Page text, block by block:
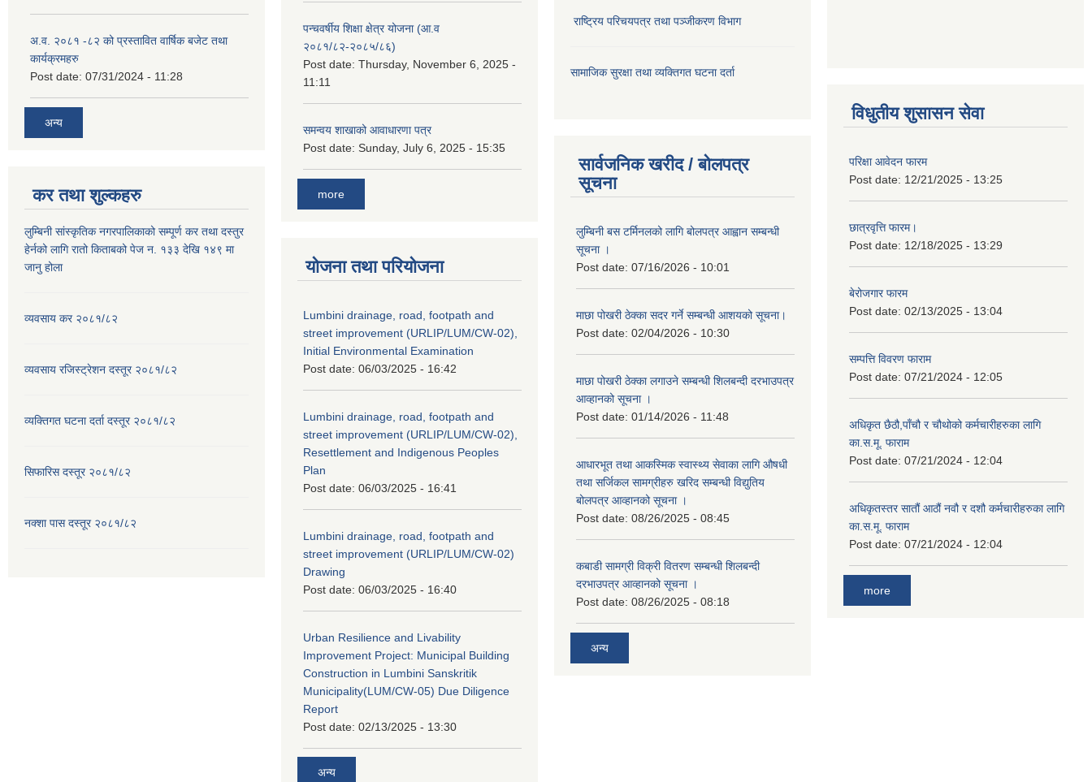
अ.व. २०८१ -८२ को प्रस्तावित वार्षिक बजेट तथा
कार्यक्रमहरु
Post date: 07/31/2024 - 11:28
अन्य
कर तथा शुल्कहरु
लुम्बिनी सांस्कृतिक नगरपालिकाको सम्पूर्ण कर तथा दस्तुर
हेर्नको लागि रातो किताबको पेज न. १३३ देखि १४९ मा
जानु होला
व्यवसाय कर २०८१/८२
व्यवसाय रजिस्ट्रेशन दस्तूर २०८१/८२
व्यक्तिगत घटना दर्ता दस्तूर २०८१/८२
सिफारिस दस्तूर २०८१/८२
नक्शा पास दस्तूर २०८१/८२
पन्चवर्षीय शिक्षा क्षेत्र योजना (आ.व
२०८१/८२-२०८५/८६)
Post date: Thursday, November 6, 2025 -
11:11
समन्वय शाखाको आवाधारणा पत्र
Post date: Sunday, July 6, 2025 - 15:35
more
योजना तथा परियोजना
Lumbini drainage, road, footpath and
street improvement (URLIP/LUM/CW-02),
Initial Environmental Examination
Post date: 06/03/2025 - 16:42
Lumbini drainage, road, footpath and
street improvement (URLIP/LUM/CW-02),
Resettlement and Indigenous Peoples
Plan
Post date: 06/03/2025 - 16:41
Lumbini drainage, road, footpath and
street improvement (URLIP/LUM/CW-02)
Drawing
Post date: 06/03/2025 - 16:40
Urban Resilience and Livability
Improvement Project: Municipal Building
Construction in Lumbini Sanskritik
Municipality(LUM/CW-05) Due Diligence
Report
Post date: 02/13/2025 - 13:30
अन्य
राष्ट्रिय परिचयपत्र तथा पञ्जीकरण विभाग
सामाजिक सुरक्षा तथा व्यक्तिगत घटना दर्ता
सार्वजनिक खरीद / बोलपत्र
सूचना
लुम्बिनी बस टर्मिनलको लागि बोलपत्र आह्वान सम्बन्धी
सूचना ।
Post date: 07/16/2026 - 10:01
माछा पोखरी ठेक्का सदर गर्ने सम्बन्धी आशयको सूचना।
Post date: 02/04/2026 - 10:30
माछा पोखरी ठेक्का लगाउने सम्बन्धी शिलबन्दी दरभाउपत्र
आव्हानको सूचना ।
Post date: 01/14/2026 - 11:48
आधारभूत तथा आकस्मिक स्वास्थ्य सेवाका लागि औषधी
तथा सर्जिकल सामग्रीहरु खरिद सम्बन्धी विद्युतिय
बोलपत्र आव्हानको सूचना ।
Post date: 08/26/2025 - 08:45
कबाडी सामग्री विक्री वितरण सम्बन्धी शिलबन्दी
दरभाउपत्र आव्हानको सूचना ।
Post date: 08/26/2025 - 08:18
अन्य
विधुतीय शुसासन सेवा
परिक्षा आवेदन फारम
Post date: 12/21/2025 - 13:25
छात्रवृत्ति फारम।
Post date: 12/18/2025 - 13:29
बेरोजगार फारम
Post date: 02/13/2025 - 13:04
सम्पत्ति विवरण फाराम
Post date: 07/21/2024 - 12:05
अधिकृत छैठौ,पाँचौ र चौथोको कर्मचारीहरुका लागि
का.स.मू. फाराम
Post date: 07/21/2024 - 12:04
अधिकृतस्तर सातौं आठौं नवौ र दशौ कर्मचारीहरुका लागि
का.स.मू. फाराम
Post date: 07/21/2024 - 12:04
more